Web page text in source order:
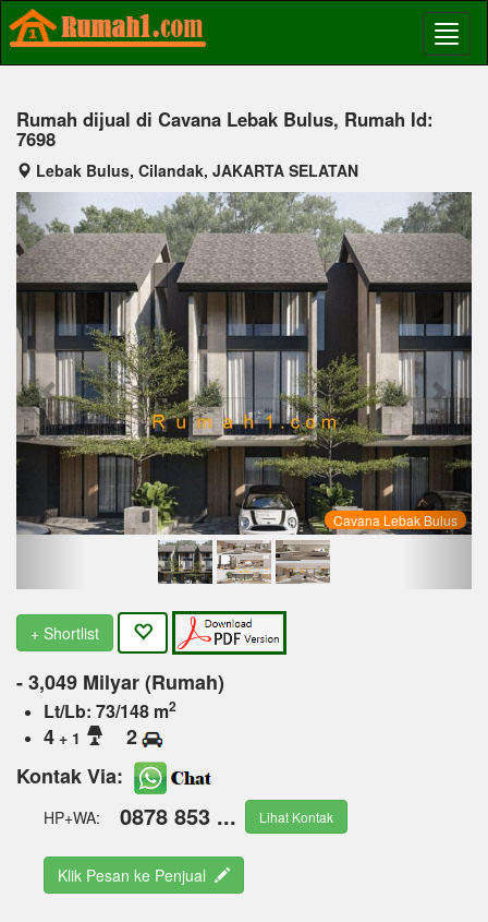
Rumah dijual di Cavana Lebak Bulus, Rumah Id:
7698
Lebak Bulus, Cilandak, JAKARTA SELATAN
Cavana Lebak Bulus
Previous Next
+ Shortlist
- 3,049 Milyar (Rumah)
Lt/Lb: 73/148 m2
4 + 1
2
Kontak Via:
HP+WA: 0878 853 ... Lihat Kontak
Klik Pesan ke Penjual